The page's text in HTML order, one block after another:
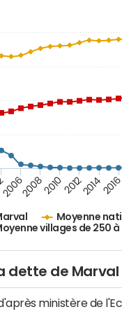
Moyenne
villages de 250
200620082010201220142016
dette de Marval
ministère de